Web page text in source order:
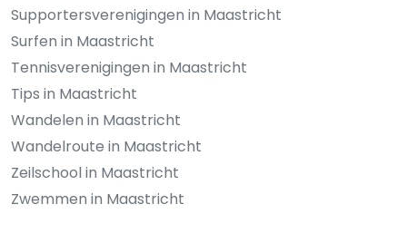
Supportersverenigingen in Maastricht
Surfen in Maastricht
Tennisverenigingen in Maastricht
Tips in Maastricht
Wandelen in Maastricht
Wandelroute in Maastricht
Zeilschool in Maastricht
Zwemmen in Maastricht